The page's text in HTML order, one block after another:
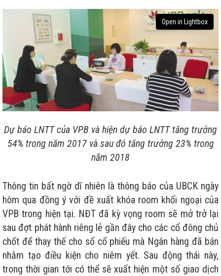
Open in Lightbox
Dự báo LNTT của VPB và hiện dự báo LNTT tăng trưởng
54% trong năm 2017 và sau đó tăng trưởng 23% trong
năm 2018
Thông tin bất ngờ dĩ nhiên là thông báo của UBCK ngày
hôm qua đồng ý với đề xuất khóa room khối ngoại của
VPB trong hiện tại. NĐT đã kỳ vọng room sẽ mở trở lại
sau đợt phát hành riêng lẻ gần đây cho các cổ đông chủ
chốt để thay thế cho số cổ phiếu mà Ngân hàng đã bán
nhằm tạo điều kiện cho niêm yết. Sau động thái này,
trong thời gian tới có thể sẽ xuất hiện một số giao dịch